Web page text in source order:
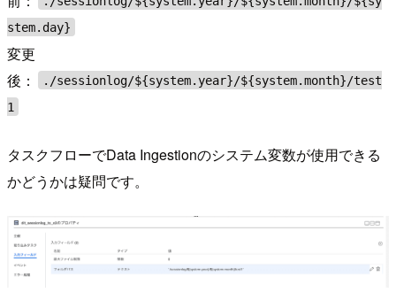
stem.day}
変更
後：
./sessionlog/${system.year}/${system.month}/test
1
タスクフローでData Ingestionのシステム変数が使用できる
かどうかは疑問です。